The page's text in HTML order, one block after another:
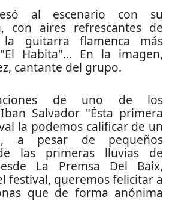
al escenario con su
con aires refrescantes de
la guitarra flamenca más
Habita"... En la imagen,
cantante del grupo.
de uno de los
Salvador "Ésta primera
la podemos calificar de un
a pesar de pequeños
las primeras lluvias de
La Premsa Del Baix,
festival, queremos felicitar a
que de forma anónima